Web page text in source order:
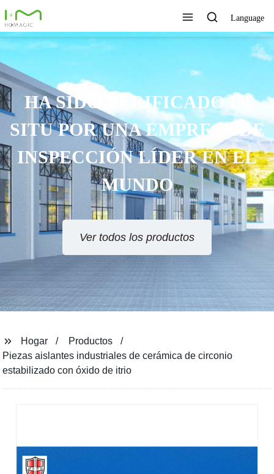
Language
HA SIDO VERIFICADO IN
POR UNA EMPRESA DE
LÍDER EN EL
MUNDO
Ver todos los productos
Hogar
Productos
Piezas aislantes industriales de cerámica de circonio
estabilizado con óxido de itrio